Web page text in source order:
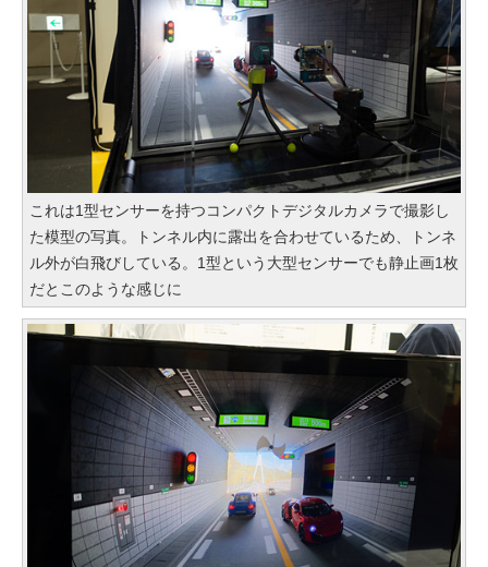
これは1型センサーを持つコンパクトデジタルカメラで撮影し
た模型の写真。トンネル内に露出を合わせているため、トンネ
ル外が白飛びしている。1型という大型センサーでも静止画1枚
だとこのような感じに